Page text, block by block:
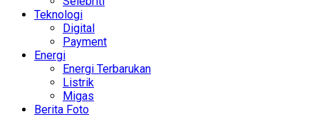
Teknologi
Digital
Payment
Energi
Energi Terbarukan
Listrik
Migas
Berita Foto